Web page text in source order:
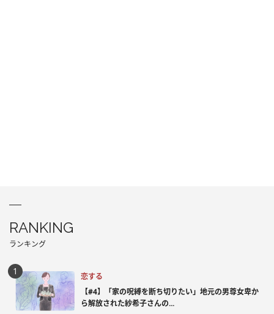
RANKING
ランキング
恋する
【#4】「家の呪縛を断ち切りたい」地元の男尊女卑か
ら解放された紗希子さんの...